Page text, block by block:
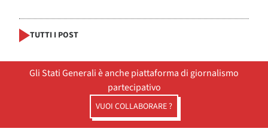
TUTTI I POST
Gli Stati Generali è anche piattaforma di giornalismo
partecipativo
VUOI COLLABORARE ?